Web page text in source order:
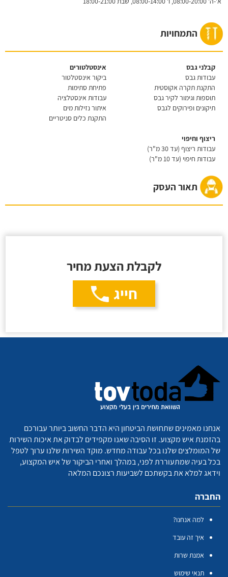
התמחויות
קבלני גבס
עבודות גבס
התקנת תקרה אקוסטית
תוספות וגימור לקיר גבס
תיקונים ופירוקים לגבס
אינסטלטורים
ביקור אינסטלטור
פתיחת סתימות
עבודות אינסטלציה
איתור נזילות מים
התקנת כלים סניטריים
ריצוף וחיפוי
עבודות ריצוף (עד 30 מ"ר)
עבודות חיפוי (עד 10 מ"ר)
תאור העסק
לקבלת הצעת מחיר
חייג
אנחנו מאמינים שתחושת הביטחון היא הדבר החשוב ביותר עבורכם
בהזמנת איש מקצוע. זו הסיבה שאנו מקפידים לבדוק את איכות השירות
של המומלצים שלנו בכל עבודה מחדש. מוקד השירות שלנו ערוך לטפל
בכל בעיה שמתעוררת לפני, במהלך ואחרי הביקור של איש המקצוע,
וידאג למלא את בקשתכם לשביעות רצונכם המלאה
החברה
למה אנחנו?
איך זה עובד
אמנת שרות
תנאי שימוש